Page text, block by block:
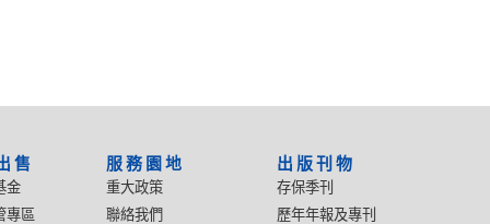
售
金
專區
服務園地
重大政策
聯絡我們
出版刊物
存保季刊
歷年年報及專刊